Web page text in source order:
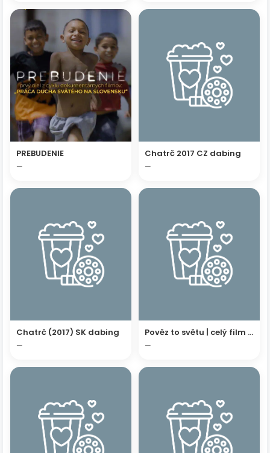
PREBUDENIE
—
Chatrč 2017 CZ dabing
—
Chatrč (2017) SK dabing
—
Pověz to světu | celý film | HD
—